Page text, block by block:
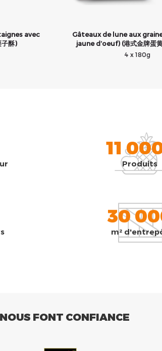
avec
酥)
Gâteaux de lune aux
jaune d’oeuf) (港式金牌蛋
4 x 180g
11
Produits
30
m²
FONT CONFIANCE